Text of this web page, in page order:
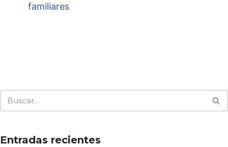
familiares
Entradas recientes